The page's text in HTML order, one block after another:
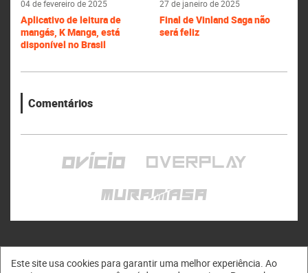
04 de fevereiro de 2025
Aplicativo de leitura de
mangás, K Manga, está
disponível no Brasil
27 de janeiro de 2025
Final de Vinland Saga não
será feliz
Comentários
Este site usa cookies para garantir uma melhor experiência. Ao